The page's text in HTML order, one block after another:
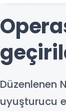
Düzenlenen
uyuşturucu